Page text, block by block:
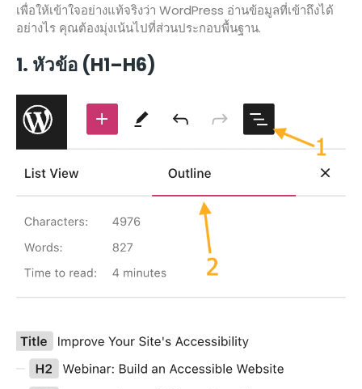
เพื่อให้เข้าใจอย่างแท้จริงว่า WordPress อ่านข้อมูลที่เข้าถึงได้
อย่างไร คุณต้องมุ่งเน้นไปที่ส่วนประกอบพื้นฐาน.
1. หัวข้อ (H1–H6)